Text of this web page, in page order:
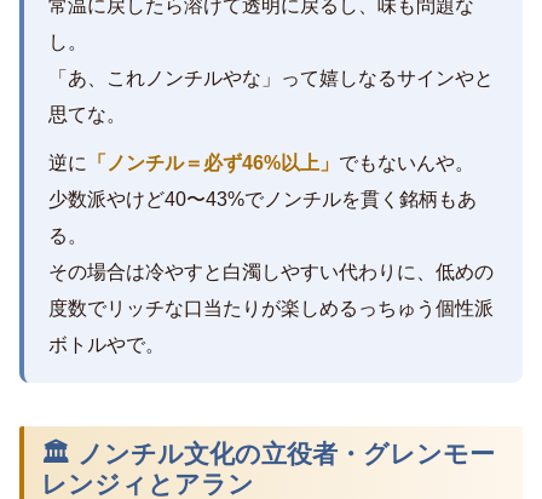
常温に戻したら溶けて透明に戻るし、味も問題な
し。
「あ、これノンチルやな」って嬉しなるサインやと
思てな。
逆に 「ノンチル＝必ず46%以上」 でもないんや。
少数派やけど40〜43%でノンチルを貫く銘柄もあ
る。
その場合は冷やすと白濁しやすい代わりに、低めの
度数でリッチな口当たりが楽しめるっちゅう個性派
ボトルやで。
🏛 ノンチル文化の立役者・グレンモー
レンジィとアラン